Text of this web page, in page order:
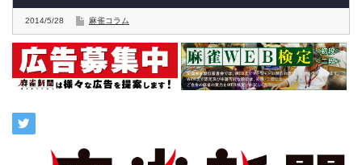
2014/5/28 麻雀コラム